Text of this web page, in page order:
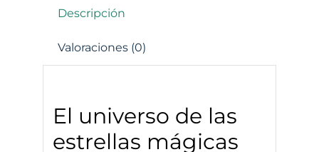
Descripción
Valoraciones (0)
El universo de las
estrellas mágicas